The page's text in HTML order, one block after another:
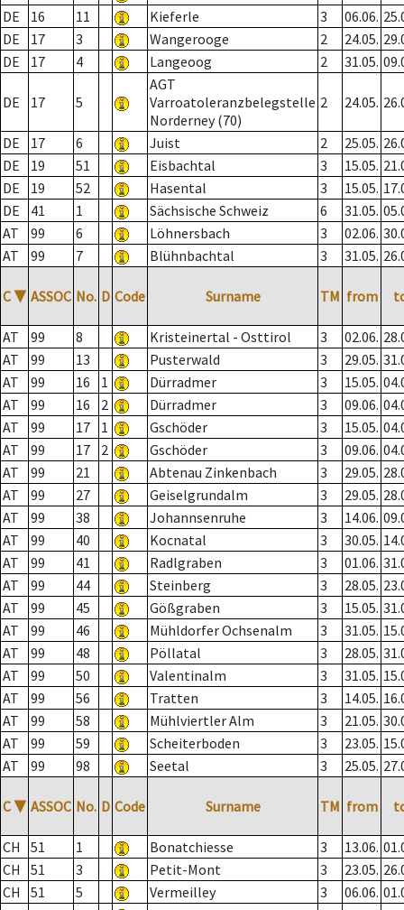
DE
16 11 Kieferle 3 06.06.
DE
17 3 Wangerooge 2 24.05.
DE
17 4 Langeoog 2 31.05.
DE 17 5
AGT
Varroatoleranzbelegstelle
Norderney (70)
2 24.05.
DE 17 6 Juist 2 25.05.
DE
19 51 Eisbachtal 3 15.05.
DE
19 52 Hasental 3 15.05.
DE
41 1 Sächsische Schweiz 6 31.05.
AT
99 6 Löhnersbach 3 02.06.
AT
99 7 Blühnbachtal 3 31.05.
C ▼ ASSOC No. D Code Surname TM from
AT 99 8 Kristeinertal - Osttirol 3 02.06.
AT
99 13 Pusterwald 3 29.05.
AT
99 16 1 Dürradmer 3 15.05.
AT
99 16 2 Dürradmer 3 09.06.
AT
99 17 1 Gschöder 3 15.05.
AT
99 17 2 Gschöder 3 09.06.
AT
99 21 Abtenau Zinkenbach 3 29.05.
AT
99 27 Geiselgrundalm 3 29.05.
AT
99 38 Johannsenruhe 3 14.06.
AT
99 40 Kocnatal 3 30.05.
AT
99 41 Radlgraben 3 01.06.
AT
99 44 Steinberg 3 28.05.
AT
99 45 Gößgraben 3 15.05.
AT
99 46 Mühldorfer Ochsenalm 3 31.05.
AT
99 48 Pöllatal 3 28.05.
AT
99 50 Valentinalm 3 31.05.
AT
99 56 Tratten 3 14.05.
AT
99 58 Mühlviertler Alm 3 21.05.
AT
99 59 Scheiterboden 3 23.05.
AT
99 98 Seetal 3 25.05.
C ▼ ASSOC No. D Code Surname TM from
CH 51 1 Bonatchiesse 3 13.06.
CH
51 3 Petit-Mont 3 23.05.
CH
51 5 Vermeilley 3 06.06.